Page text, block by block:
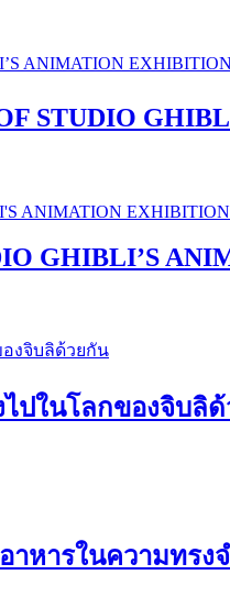
STUDIO
GHIBLI’S
ไปในโลกของจิบลิ
าหารในความทรง